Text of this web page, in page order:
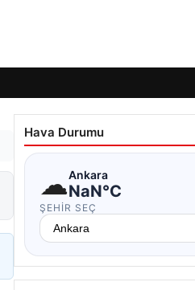
Hava Durumu
☁Ankara
NaN°C
ŞEHIR SEÇ